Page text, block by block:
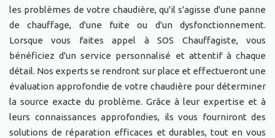
les problèmes de votre chaudière, qu'il s'agisse d'une panne
de chauffage, d'une fuite ou d'un dysfonctionnement.
Lorsque vous faites appel à SOS Chauffagiste, vous
bénéficiez d'un service personnalisé et attentif à chaque
détail. Nos experts se rendront sur place et effectueront une
évaluation approfondie de votre chaudière pour déterminer
la source exacte du problème. Grâce à leur expertise et à
leurs connaissances approfondies, ils vous fourniront des
solutions de réparation efficaces et durables, tout en vous